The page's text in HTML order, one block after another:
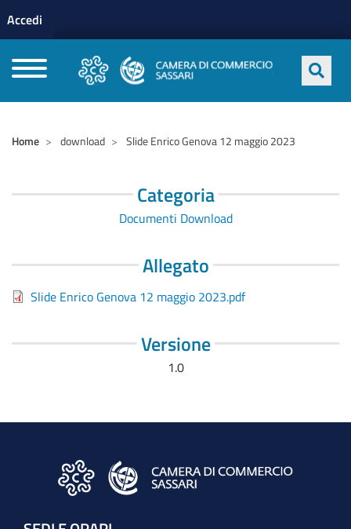
profilo utente
Accedi
Home download Slide Enrico Genova 12 maggio 2023
Categoria
Documenti Download
Allegato
Slide Enrico Genova 12 maggio 2023.pdf
Versione
1.0